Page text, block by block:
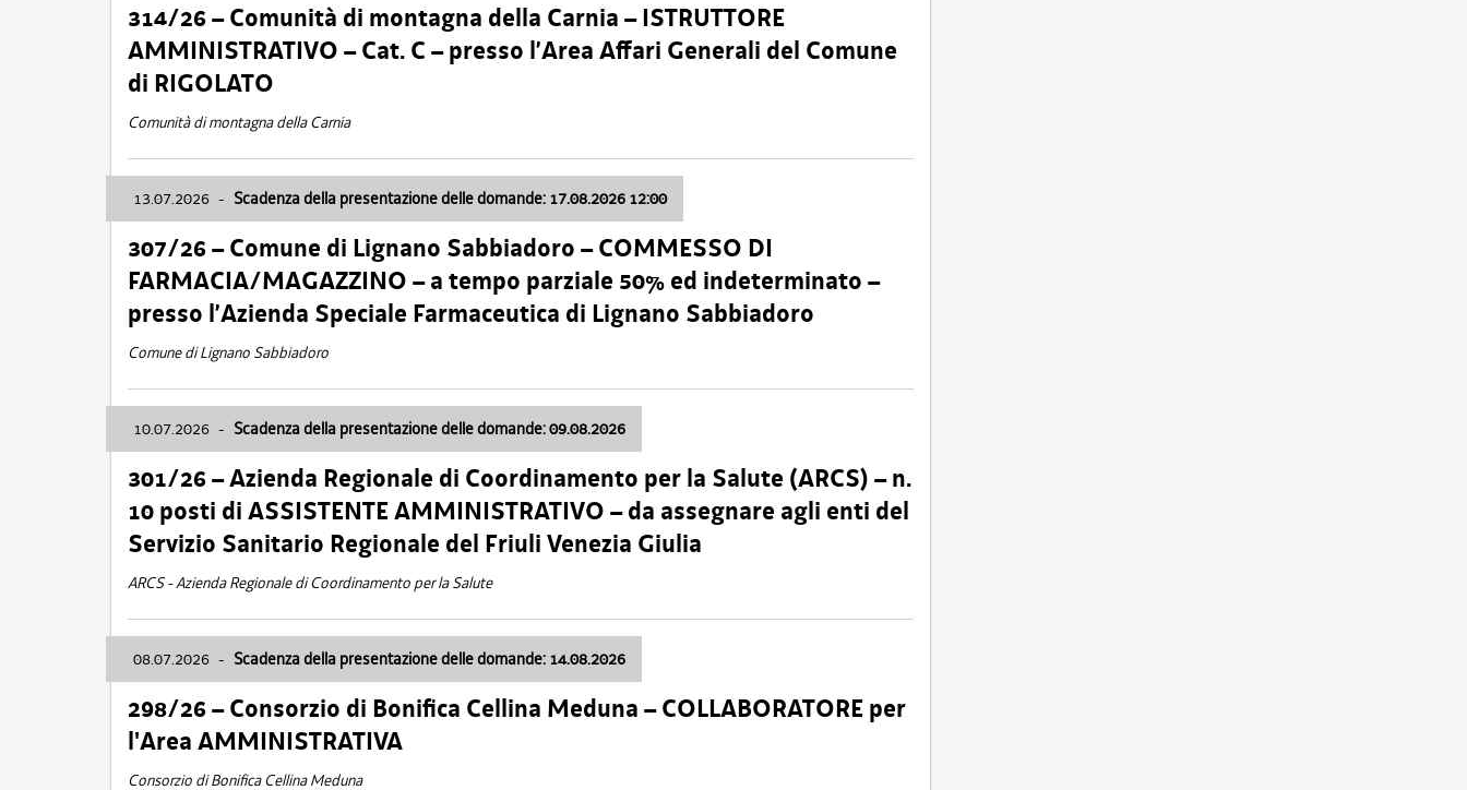
314/26 – Comunità di montagna della Carnia – ISTRUTTORE
AMMINISTRATIVO – Cat. C – presso l’Area Affari Generali del Comune
di RIGOLATO
Comunità di montagna della Carnia
13.07.2026 - Scadenza della presentazione delle domande: 17.08.2026 12:00
307/26 – Comune di Lignano Sabbiadoro – COMMESSO DI
FARMACIA/MAGAZZINO – a tempo parziale 50% ed indeterminato –
presso l’Azienda Speciale Farmaceutica di Lignano Sabbiadoro
Comune di Lignano Sabbiadoro
10.07.2026 - Scadenza della presentazione delle domande: 09.08.2026
301/26 – Azienda Regionale di Coordinamento per la Salute (ARCS) – n.
10 posti di ASSISTENTE AMMINISTRATIVO – da assegnare agli enti del
Servizio Sanitario Regionale del Friuli Venezia Giulia
ARCS - Azienda Regionale di Coordinamento per la Salute
08.07.2026 - Scadenza della presentazione delle domande: 14.08.2026
298/26 – Consorzio di Bonifica Cellina Meduna – COLLABORATORE per
l'Area AMMINISTRATIVA
Consorzio di Bonifica Cellina Meduna